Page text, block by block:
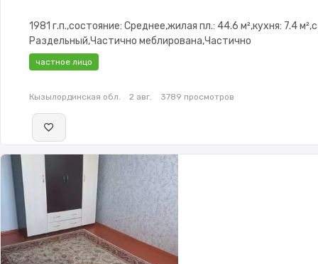
1981 г.п.,состояние: Среднее,жилая пл.: 44.6 м²,кухня: 7.4
Раздельный,Частично меблирована,Частично
меблирована,Домофон,Неугловая,Комнаты
частное лицо
Кызылординская обл. 2 авг. 3789 просмотров